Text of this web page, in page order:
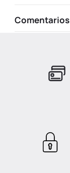
Comentarios